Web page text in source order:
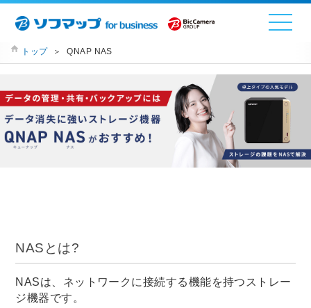
トップ ＞ QNAP NAS
NASとは?
NASは、ネットワークに接続する機能を持つストレー
ジ機器です。